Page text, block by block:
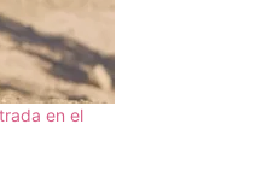
en el